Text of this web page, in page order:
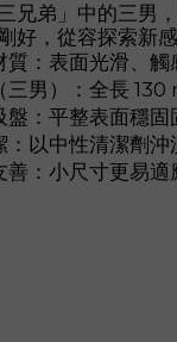
三兄弟」中的三
好，從容探索新感
質：表面光滑、
三男）：全長
盤：平整表面穩
：以中性清潔劑
善：小尺寸更易